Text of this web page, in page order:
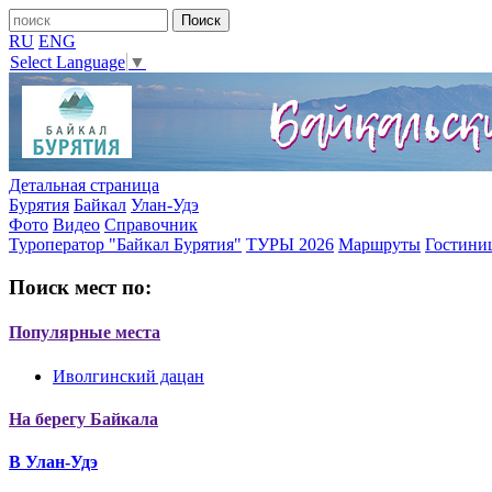
RU ENG
Select Language ▼
Детальная страница
Бурятия Байкал Улан-Удэ
Фото Видео Справочник
Туроператор "Байкал Бурятия" ТУРЫ 2026 Маршруты
Поиск мест по:
Популярные места
Иволгинский дацан
На берегу Байкала
В Улан-Удэ